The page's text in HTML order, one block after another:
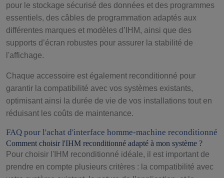
pour le stockage sécurisé des données et des programmes
essentiels, des câbles de programmation adaptés aux
différentes marques et modèles d’IHM, ainsi que des
supports d’écran robustes pour assurer la stabilité de
l'affichage.
Chaque accessoire est également reconditionné pour
garantir la compatibilité avec vos systèmes existants,
optimisant ainsi la durée de vie de vos installations tout en
réduisant les coûts de maintenance.
FAQ pour l'achat d'interface homme-machine reconditionné
Comment choisir l'IHM reconditionné adapté à mon système ?
Pour choisir l'IHM reconditionné idéale, il est important de
prendre en compte plusieurs critères : la compatibilité avec